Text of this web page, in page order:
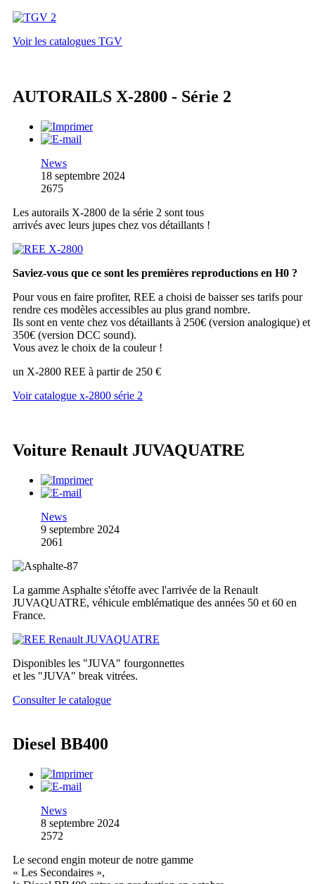
Voir les catalogues TGV
AUTORAILS X-2800 - Série 2
News
18 septembre 2024
2675
Les autorails X-2800 de la série 2 sont tous
arrivés avec leurs jupes chez vos détaillants !
Saviez-vous que ce sont les premières reproductions en H0 ?
Pour vous en faire profiter, REE a choisi de baisser ses tarifs pour
rendre ces modèles accessibles au plus grand nombre.
Ils sont en vente chez vos détaillants à 250€ (version analogique) et
350€ (version DCC sound).
Vous avez le choix de la couleur !
un X-2800 REE à partir de 250 €
Voir catalogue x-2800 série 2
Voiture Renault JUVAQUATRE
News
9 septembre 2024
2061
La gamme Asphalte s'étoffe avec l'arrivée de la Renault
JUVAQUATRE, véhicule emblématique des années 50 et 60 en
France.
Disponibles les "JUVA" fourgonnettes
et les "JUVA" break vitrées.
Consulter le catalogue
Diesel BB400
News
8 septembre 2024
2572
Le second engin moteur de notre gamme
« Les Secondaires »,